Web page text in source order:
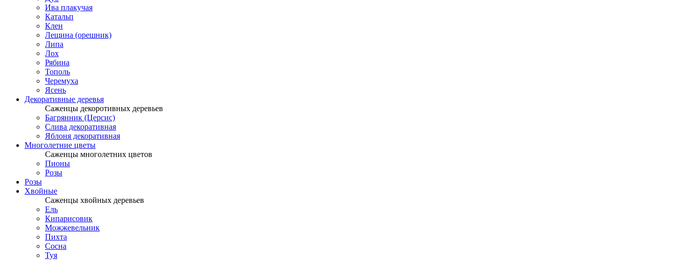
Ива плакучая
Катальп
Клен
Лещина (орешник)
Липа
Лох
Рябина
Тополь
Черемуха
Ясень
Декоративные деревья
Саженцы декоротивных деревьев
Багрянник (Церсис)
Слива декоративная
Яблоня декоративная
Многолетние цветы
Саженцы многолетних цветов
Пионы
Розы
Розы
Хвойные
Саженцы хвойных деревьев
Ель
Кипарисовик
Можжевельник
Пихта
Сосна
Туя